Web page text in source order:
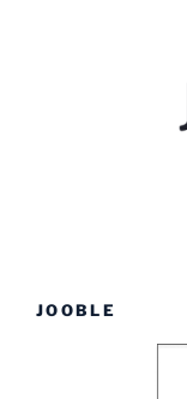
JOOBLE